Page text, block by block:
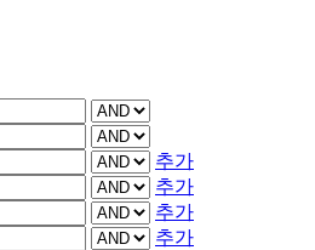
추가
추가
추가
추가